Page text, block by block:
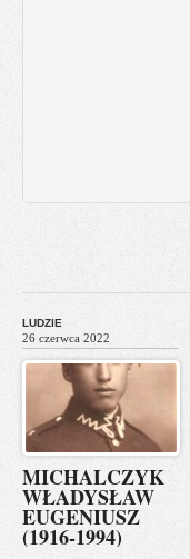
LUDZIE
26 czerwca 2022
MICHALCZYK
WŁADYSŁAW
EUGENIUSZ
(1916-1994)